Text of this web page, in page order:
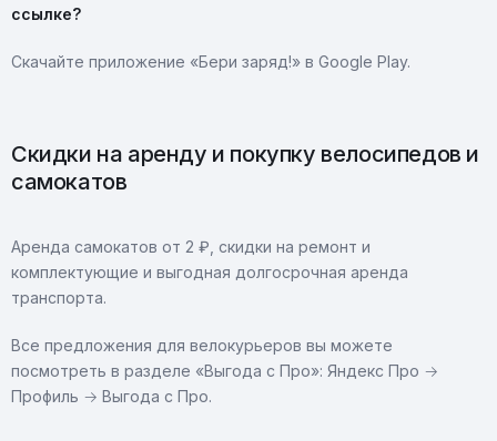
ссылке?
Скачайте приложение «Бери заряд!» в Google Play.
Скидки на аренду и покупку велосипедов и
самокатов
Аренда самокатов от 2 ₽, скидки на ремонт и
комплектующие и выгодная долгосрочная аренда
транспорта.
Все предложения для велокурьеров вы можете
посмотреть в разделе «Выгода с Про»: Яндекс Про →
Профиль → Выгода с Про.